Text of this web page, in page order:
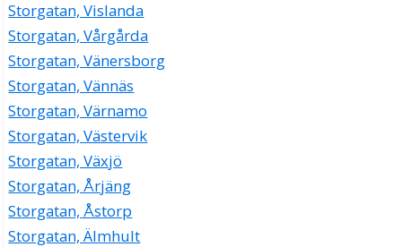
Storgatan, Vislanda
Storgatan, Vårgårda
Storgatan, Vänersborg
Storgatan, Vännäs
Storgatan, Värnamo
Storgatan, Västervik
Storgatan, Växjö
Storgatan, Årjäng
Storgatan, Åstorp
Storgatan, Älmhult